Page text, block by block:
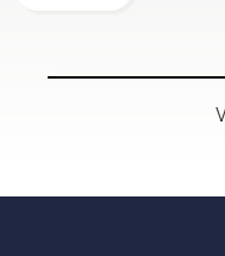
kvalifiserte